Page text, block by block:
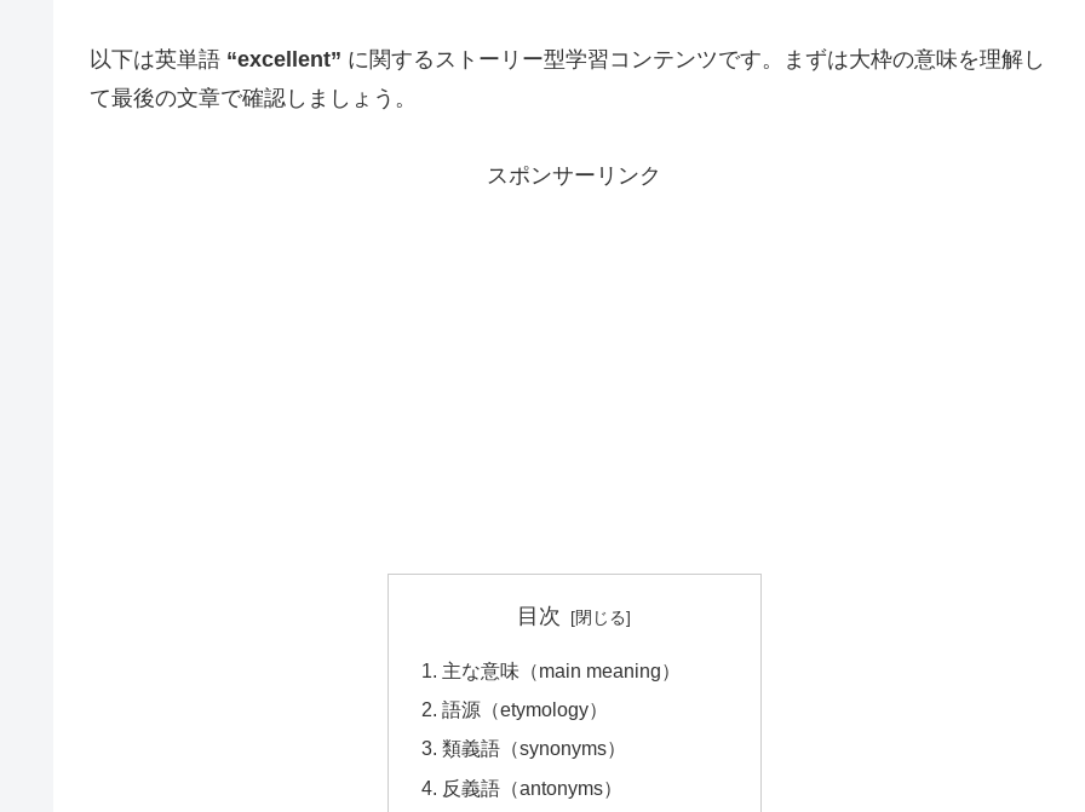
以下は英単語 “excellent” に関するストーリー型学習コンテンツです。まずは大枠の意味を理解し
て最後の文章で確認しましょう。
スポンサーリンク
目次
主な意味（main meaning）
語源（etymology）
類義語（synonyms）
反義語（antonyms）